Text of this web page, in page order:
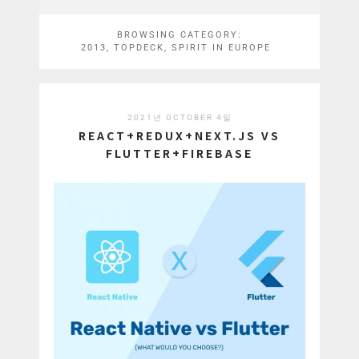
BROWSING CATEGORY:
2013, TOPDECK, SPIRIT IN EUROPE
2021년 OCTOBER 4일
REACT+REDUX+NEXT.JS VS
FLUTTER+FIREBASE